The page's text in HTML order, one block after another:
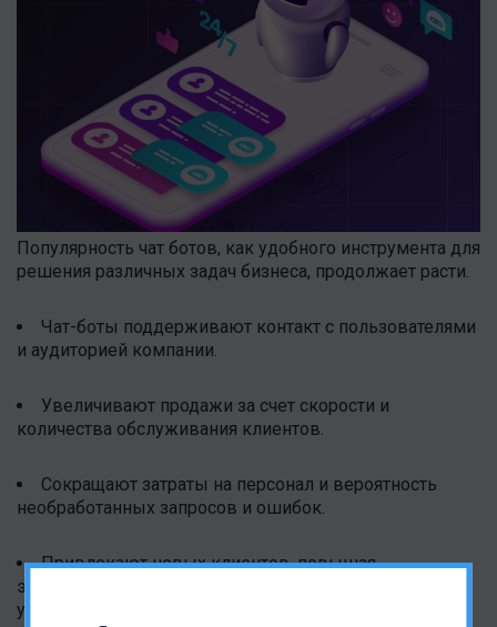
Популярность чат ботов, как удобного инструмента для
решения различных задач бизнеса, продолжает расти.
Чат-боты поддерживают контакт с пользователями
и аудиторией компании.
Увеличивают продажи за счет скорости и
количества обслуживания клиентов.
Сокращают затраты на персонал и вероятность
необработанных запросов и ошибок.
Привлекают новых клиентов, повышая
эффективность маркетинга и мотивируя заказать
услугу.